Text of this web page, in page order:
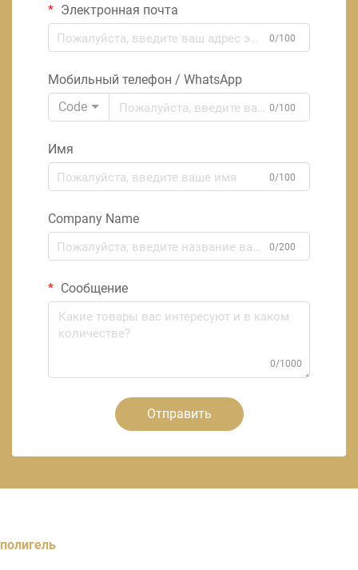
Электронная почта
0/100
Мобильный телефон / WhatsApp
Code
0/100
Имя
0/100
Company Name
0/200
Сообщение
0/1000
Отправить
полигель